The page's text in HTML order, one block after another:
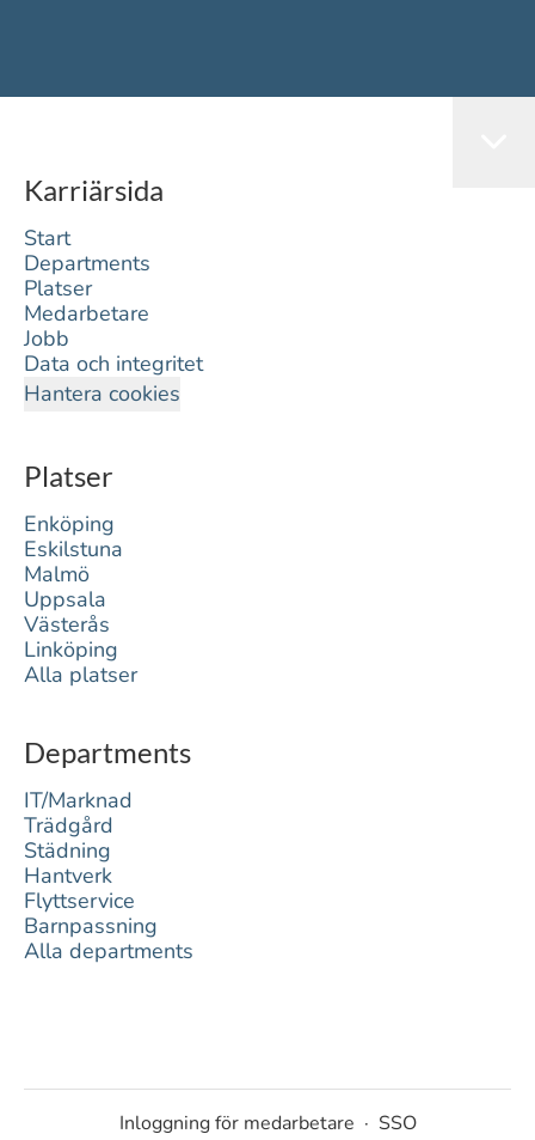
Karriärsida
Start
Departments
Platser
Medarbetare
Jobb
Data och integritet
Hantera cookies
Platser
Enköping
Eskilstuna
Malmö
Uppsala
Västerås
Linköping
Alla platser
Departments
IT/Marknad
Trädgård
Städning
Hantverk
Flyttservice
Barnpassning
Alla departments
Inloggning för medarbetare · SSO